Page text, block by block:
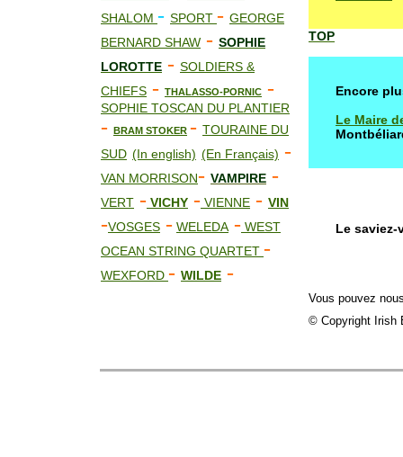
SHALOM - SPORT - GEORGE
BERNARD SHAW - SOPHIE
LOROTTE - SOLDIERS &
CHIEFS - THALASSO-PORNIC -
SOPHIE TOSCAN DU PLANTIER
- BRAM STOKER - TOURAINE DU
SUD (In english) (En Français) -
VAN MORRISON- VAMPIRE -
VERT - VICHY - VIENNE - VIN
-VOSGES - WELEDA - WEST
OCEAN STRING QUARTET -
WEXFORD - WILDE -
TOP
Encore
Le Maire
Le
Vous pouvez
© Copyright Irish